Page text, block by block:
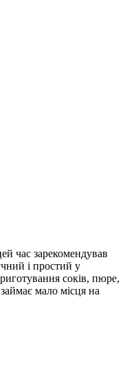
час зарекомендував
і простий у
соків, пюре,
мало місця на